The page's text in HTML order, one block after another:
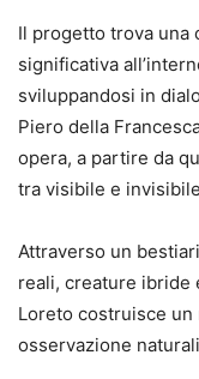
Il progetto trova una
significativa
sviluppandosi in
Piero della
opera, a partire da
tra visibile e
Attraverso un
reali, creature ibride
Loreto costruisce
osservazione